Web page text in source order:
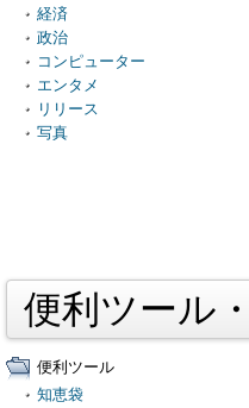
経済
政治
コンピューター
エンタメ
リリース
写真
便利ツール
便利ツール
知恵袋